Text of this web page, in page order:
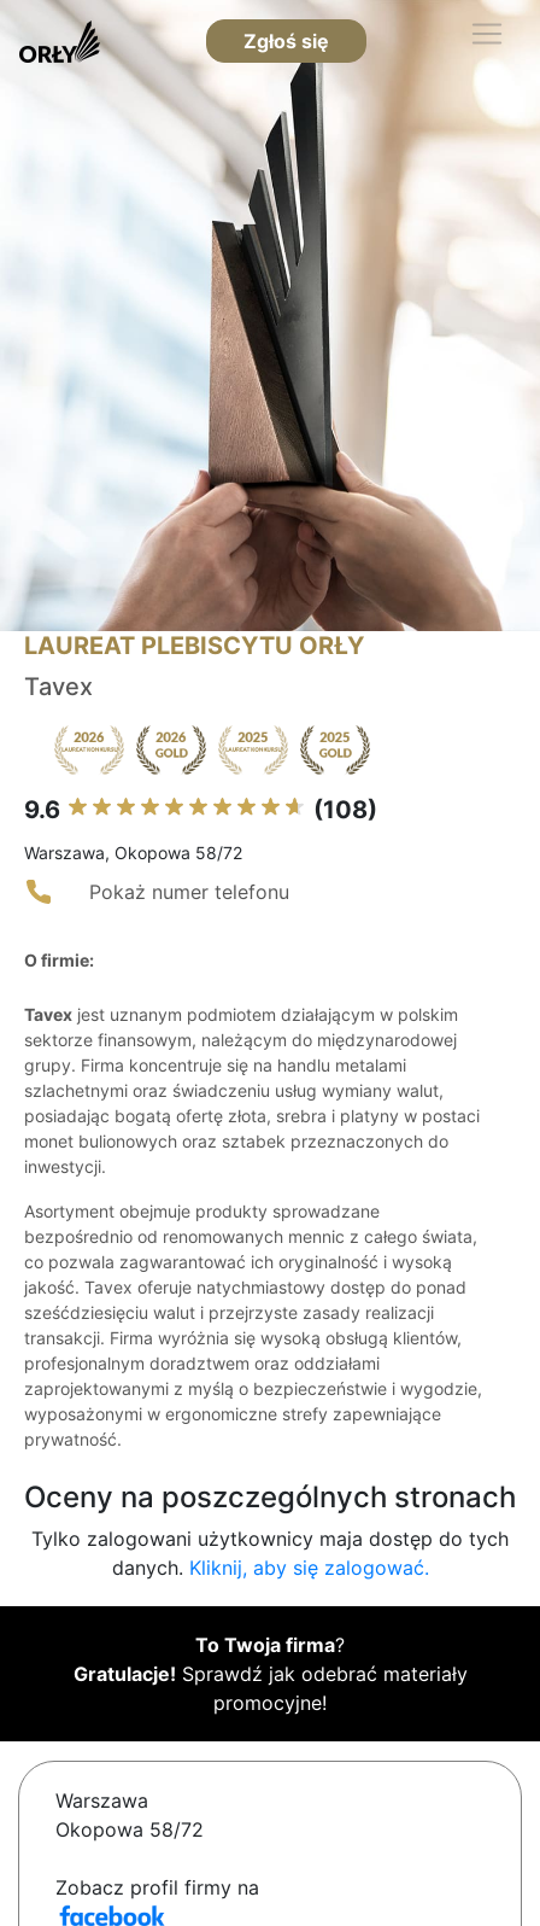
Zgłoś się
LAUREAT PLEBISCYTU ORŁY
Tavex
9.6 (108)
Warszawa, Okopowa 58/72
Pokaż numer telefonu
O firmie:
Tavex jest uznanym podmiotem działającym w polskim
sektorze finansowym, należącym do międzynarodowej
grupy. Firma koncentruje się na handlu metalami
szlachetnymi oraz świadczeniu usług wymiany walut,
posiadając bogatą ofertę złota, srebra i platyny w postaci
monet bulionowych oraz sztabek przeznaczonych do
inwestycji.
Asortyment obejmuje produkty sprowadzane
bezpośrednio od renomowanych mennic z całego świata,
co pozwala zagwarantować ich oryginalność i wysoką
jakość. Tavex oferuje natychmiastowy dostęp do ponad
sześćdziesięciu walut i przejrzyste zasady realizacji
transakcji. Firma wyróżnia się wysoką obsługą klientów,
profesjonalnym doradztwem oraz oddziałami
zaprojektowanymi z myślą o bezpieczeństwie i wygodzie,
wyposażonymi w ergonomiczne strefy zapewniające
prywatność.
Oceny na poszczególnych stronach
Tylko zalogowani użytkownicy maja dostęp do tych
danych. Kliknij, aby się zalogować.
To Twoja firma?
Gratulacje! Sprawdź jak odebrać materiały
promocyjne!
Warszawa
Okopowa 58/72
Zobacz profil firmy na